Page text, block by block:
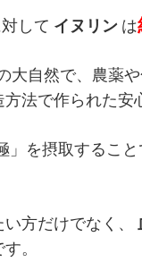
して イヌリン は
大自然で、農薬
方法で作られた安
」を摂取するこ
方だけでなく、
。